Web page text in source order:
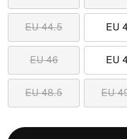
EU 44.5 EU
EU 46 EU
EU 48.5 EU